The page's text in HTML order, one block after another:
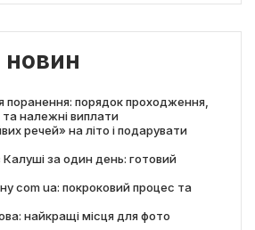
новин
поранення: порядок проходження,
та належні виплати
речей» на літо і подарувати
за один день: готовий
com ua: покроковий процес та
найкращі місця для фото